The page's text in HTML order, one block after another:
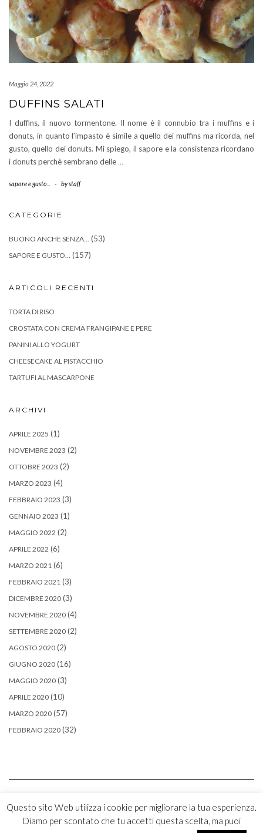
Maggio 24, 2022
DUFFINS SALATI
I duffins, il nuovo tormentone. Il nome è il connubio tra i muffins e i
donuts, in quanto l’impasto è simile a quello dei muffins ma ricorda, nel
gusto, quello dei donuts. Mi spiego, il sapore e la consistenza ricordano
i donuts perchè sembrano delle …
sapore e gusto... - bystaff
CATEGORIE
BUONO ANCHE SENZA… (53)
SAPORE E GUSTO… (157)
ARTICOLI RECENTI
TORTA DI RISO
CROSTATA CON CREMA FRANGIPANE E PERE
PANINI ALLO YOGURT
CHEESECAKE AL PISTACCHIO
TARTUFI AL MASCARPONE
ARCHIVI
APRILE 2025 (1)
NOVEMBRE 2023 (2)
OTTOBRE 2023 (2)
MARZO 2023 (4)
FEBBRAIO 2023 (3)
GENNAIO 2023 (1)
MAGGIO 2022 (2)
APRILE 2022 (6)
MARZO 2021 (6)
FEBBRAIO 2021 (3)
DICEMBRE 2020 (3)
NOVEMBRE 2020 (4)
SETTEMBRE 2020 (2)
AGOSTO 2020 (2)
GIUGNO 2020 (16)
MAGGIO 2020 (3)
APRILE 2020 (10)
MARZO 2020 (57)
FEBBRAIO 2020 (32)
Copyright © 2026Kale
Questo sito Web utilizza i cookie per migliorare la tua esperienza.
Diamo per scontato che tu accetti questa scelta, ma puoi